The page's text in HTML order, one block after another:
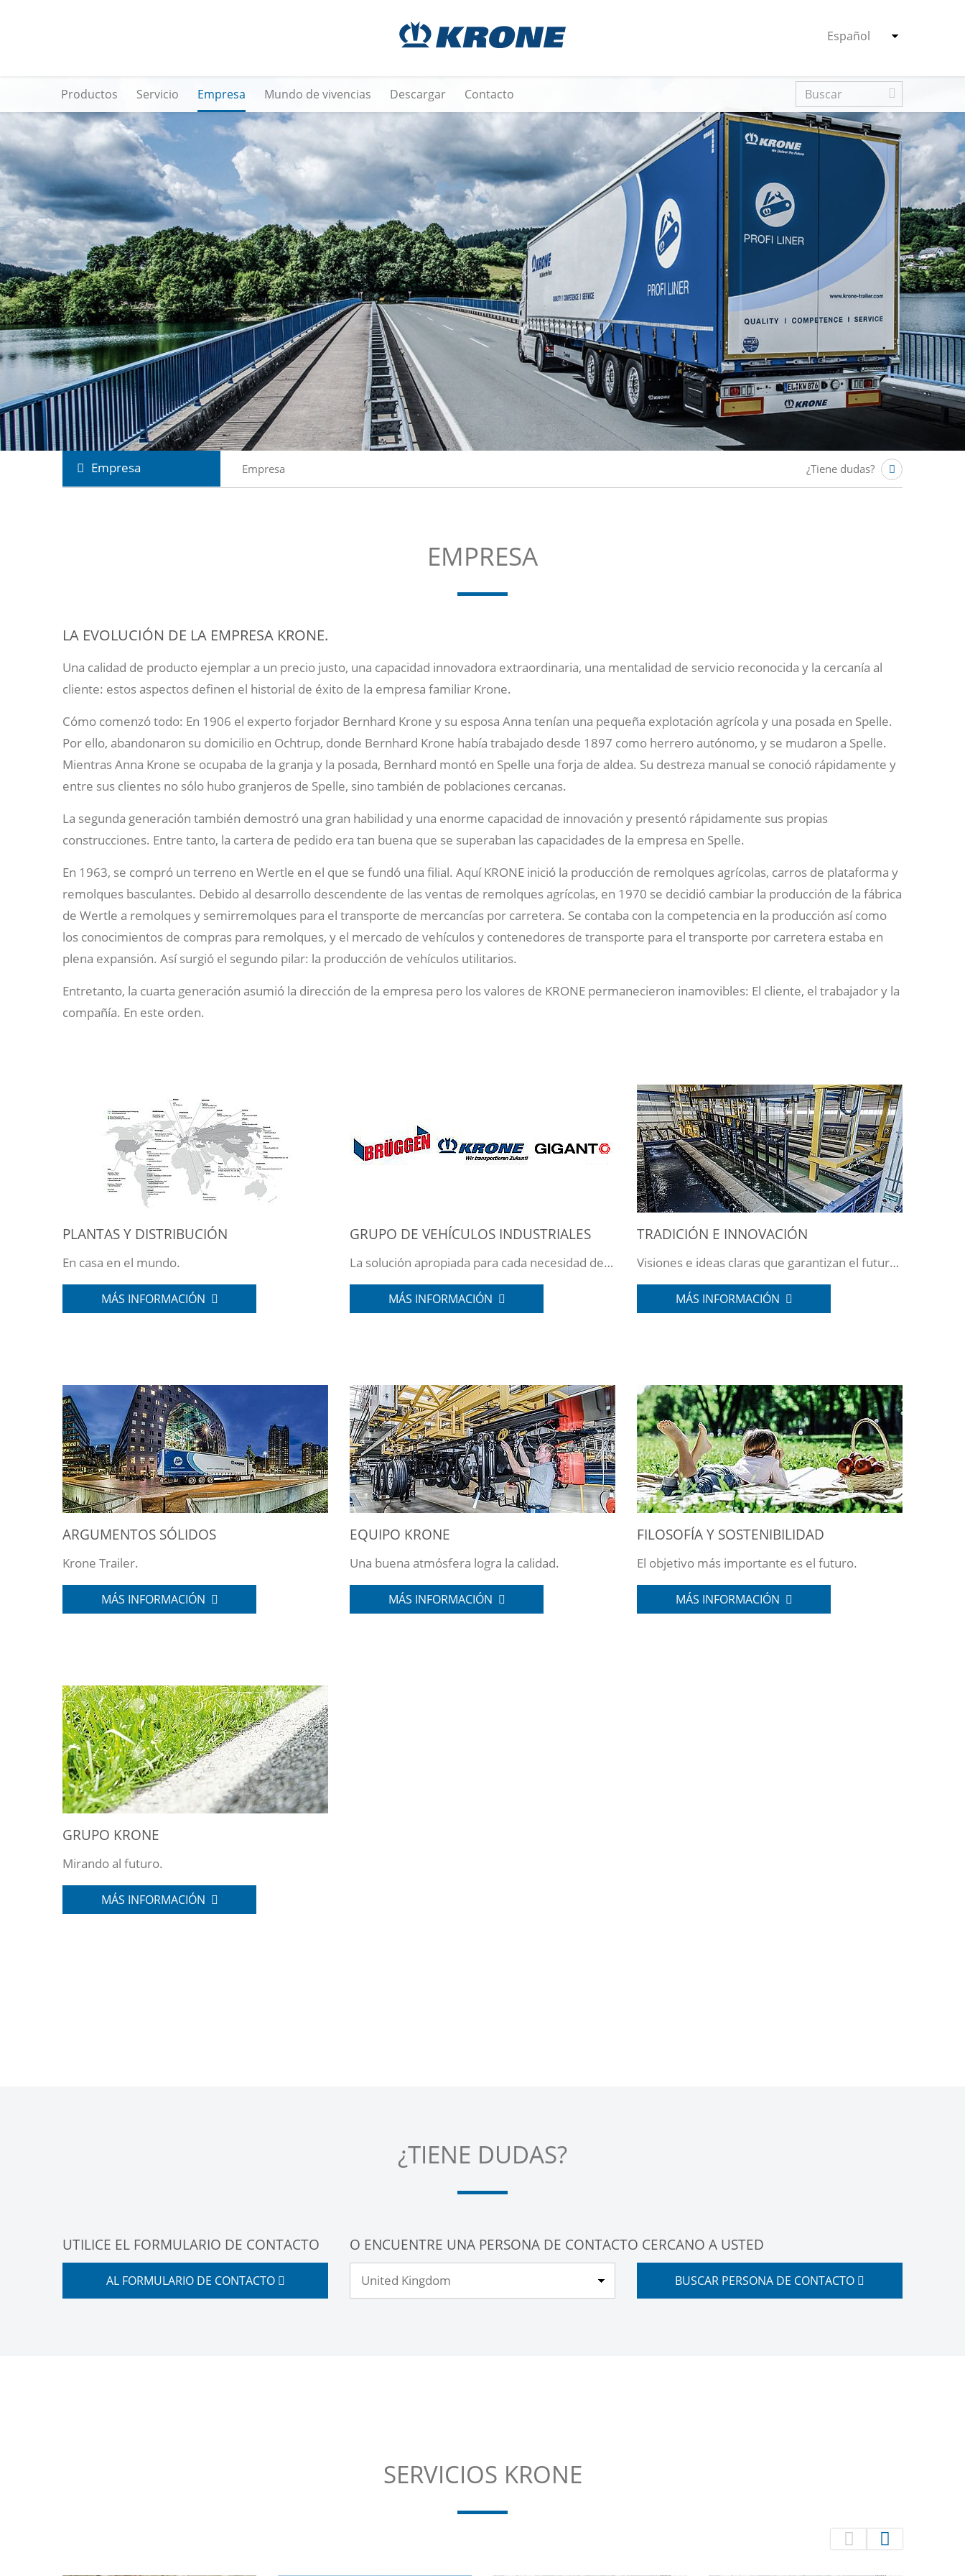
Productos Servicio Empresa Mundo de vivencias Descargar Contacto
Empresa ¿Tiene dudas?
Empresa
EMPRESA
LA EVOLUCIÓN DE LA EMPRESA KRONE.
Una calidad de producto ejemplar a un precio justo, una capacidad innovadora extraordinaria, una mentalidad de servicio reconocida y la cercanía al
cliente: estos aspectos definen el historial de éxito de la empresa familiar Krone.
Cómo comenzó todo: En 1906 el experto forjador Bernhard Krone y su esposa Anna tenían una pequeña explotación agrícola y una posada en Spelle.
Por ello, abandonaron su domicilio en Ochtrup, donde Bernhard Krone había trabajado desde 1897 como herrero autónomo, y se mudaron a Spelle.
Mientras Anna Krone se ocupaba de la granja y la posada, Bernhard montó en Spelle una forja de aldea. Su destreza manual se conoció rápidamente y
entre sus clientes no sólo hubo granjeros de Spelle, sino también de poblaciones cercanas.
La segunda generación también demostró una gran habilidad y una enorme capacidad de innovación y presentó rápidamente sus propias
construcciones. Entre tanto, la cartera de pedido era tan buena que se superaban las capacidades de la empresa en Spelle.
En 1963, se compró un terreno en Wertle en el que se fundó una filial. Aquí KRONE inició la producción de remolques agrícolas, carros de plataforma y
remolques basculantes. Debido al desarrollo descendente de las ventas de remolques agrícolas, en 1970 se decidió cambiar la producción de la fábrica
de Wertle a remolques y semirremolques para el transporte de mercancías por carretera. Se contaba con la competencia en la producción así como
los conocimientos de compras para remolques, y el mercado de vehículos y contenedores de transporte para el transporte por carretera estaba en
plena expansión. Así surgió el segundo pilar: la producción de vehículos utilitarios.
Entretanto, la cuarta generación asumió la dirección de la empresa pero los valores de KRONE permanecieron inamovibles: El cliente, el trabajador y la
compañía. En este orden.
PLANTAS Y DISTRIBUCIÓN
En casa en el mundo.
MÁS INFORMACIÓN
GRUPO DE VEHÍCULOS INDUSTRIALES
La solución apropiada para cada necesidad de transporte.
MÁS INFORMACIÓN
TRADICIÓN E INNOVACIÓN
Visiones e ideas claras que garantizan el futuro de la empresa.
MÁS INFORMACIÓN
ARGUMENTOS SÓLIDOS
Krone Trailer.
MÁS INFORMACIÓN
EQUIPO KRONE
Una buena atmósfera logra la calidad.
MÁS INFORMACIÓN
FILOSOFÍA Y SOSTENIBILIDAD
El objetivo más importante es el futuro.
MÁS INFORMACIÓN
GRUPO KRONE
Mirando al futuro.
MÁS INFORMACIÓN
¿TIENE DUDAS?
UTILICE EL FORMULARIO DE CONTACTO
AL FORMULARIO DE CONTACTO
O ENCUENTRE UNA PERSONA DE CONTACTO CERCANO A USTED
BUSCAR PERSONA DE CONTACTO
SERVICIOS KRONE